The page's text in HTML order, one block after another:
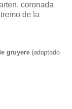
coronada
de la
gruyere (adaptado